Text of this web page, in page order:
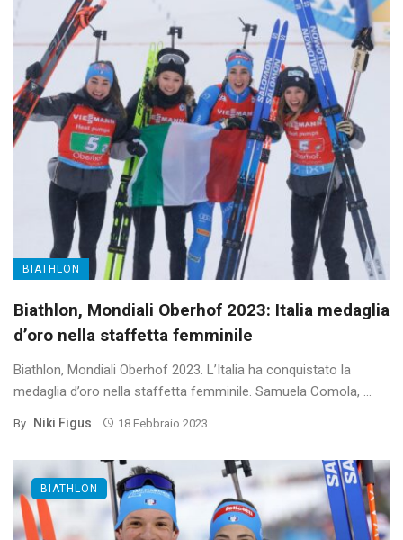
BIATHLON
Biathlon, Mondiali Oberhof 2023: Italia medaglia
d’oro nella staffetta femminile
Biathlon, Mondiali Oberhof 2023. L’Italia ha conquistato la
medaglia d’oro nella staffetta femminile. Samuela Comola, ...
By Niki Figus 18 Febbraio 2023
BIATHLON